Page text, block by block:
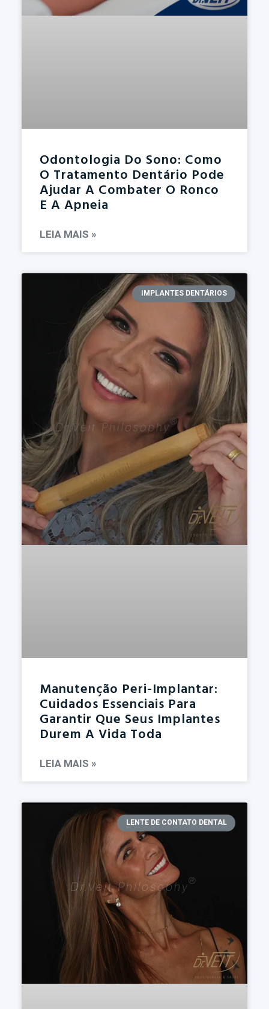
Odontologia Do Sono: Como
O Tratamento Dentário Pode
Ajudar A Combater O Ronco
E A Apneia
LEIA MAIS »
IMPLANTES DENTÁRIOS
Manutenção Peri-Implantar:
Cuidados Essenciais Para
Garantir Que Seus Implantes
Durem A Vida Toda
LEIA MAIS »
LENTE DE CONTATO DENTAL